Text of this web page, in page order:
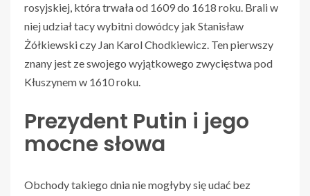
rosyjskiej, która trwała od 1609 do 1618 roku. Brali w
niej udział tacy wybitni dowódcy jak Stanisław
Żółkiewski czy Jan Karol Chodkiewicz. Ten pierwszy
znany jest ze swojego wyjątkowego zwycięstwa pod
Kłuszynem w 1610 roku.
Prezydent Putin i jego
mocne słowa
Obchody takiego dnia nie mogłyby się udać bez